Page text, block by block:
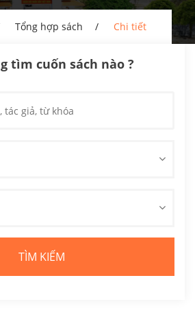
Tổng hợp sách Chi tiết
tìm cuốn sách nào ?